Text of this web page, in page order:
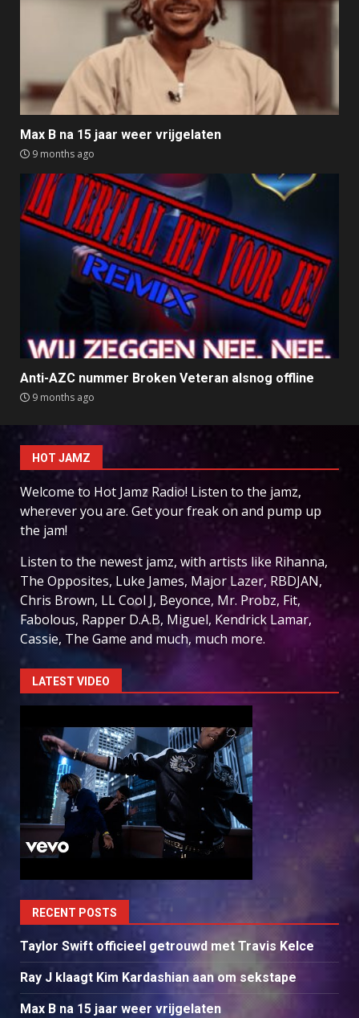
Max B na 15 jaar weer vrijgelaten
9 months ago
Anti-AZC nummer Broken Veteran alsnog offline
9 months ago
HOT JAMZ
Welcome to Hot Jamz Radio! Listen to the jamz,
wherever you are. Get your freak on and pump up
the jam!
Listen to the newest jamz, with artists like Rihanna,
The Opposites, Luke James, Major Lazer, RBDJAN,
Chris Brown, LL Cool J, Beyonce, Mr. Probz, Fit,
Fabolous, Rapper D.A.B, Miguel, Kendrick Lamar,
Cassie, The Game and much, much more.
LATEST VIDEO
RECENT POSTS
Taylor Swift officieel getrouwd met Travis Kelce
Ray J klaagt Kim Kardashian aan om sekstape
Max B na 15 jaar weer vrijgelaten